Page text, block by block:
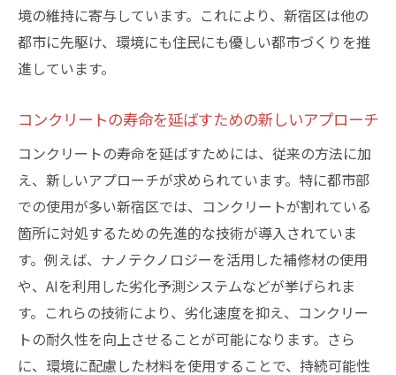
境の維持に寄与しています。これにより、新宿区は他の
都市に先駆け、環境にも住民にも優しい都市づくりを推
進しています。
コンクリートの寿命を延ばすための新しいアプローチ
コンクリートの寿命を延ばすためには、従来の方法に加
え、新しいアプローチが求められています。特に都市部
での使用が多い新宿区では、コンクリートが割れている
箇所に対処するための先進的な技術が導入されていま
す。例えば、ナノテクノロジーを活用した補修材の使用
や、AIを利用した劣化予測システムなどが挙げられま
す。これらの技術により、劣化速度を抑え、コンクリー
トの耐久性を向上させることが可能になります。さら
に、環境に配慮した材料を使用することで、持続可能性